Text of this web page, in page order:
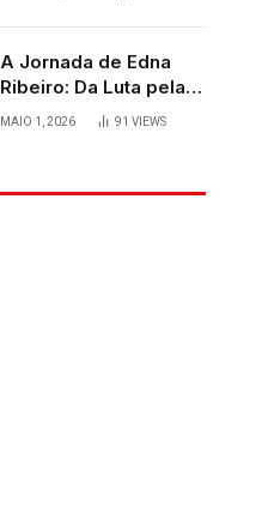
A Jornada de Edna
Ribeiro: Da Luta pela
Sobrevivência ao
MAIO 1, 2026 91 VIEWS